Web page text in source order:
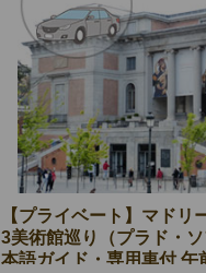
【プライベート】マドリ
3美術館巡り（プラド・
本語ガイド・専用車付 午